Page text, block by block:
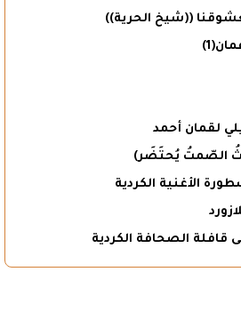
((شيخ الحرية))
لقمان أحمد
الصّمتُ يُحتَضَر)
الأغنية الكردية
قافلة الصحافة الكردية